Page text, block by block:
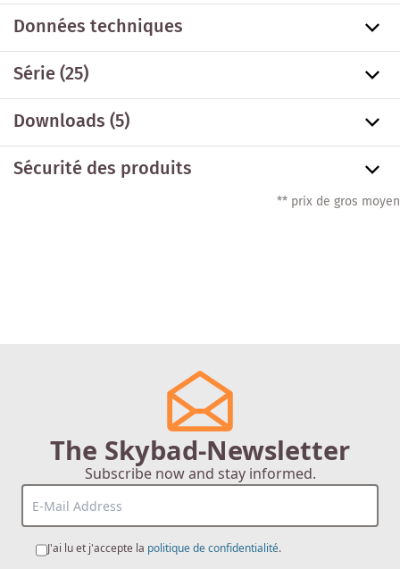
Données techniques
Série(25)
Downloads (5)
Sécurité des produits
** prix de gros moyen
The Skybad-Newsletter
Subscribe now and stay informed.
J'ai lu et j'accepte la politique de confidentialité.